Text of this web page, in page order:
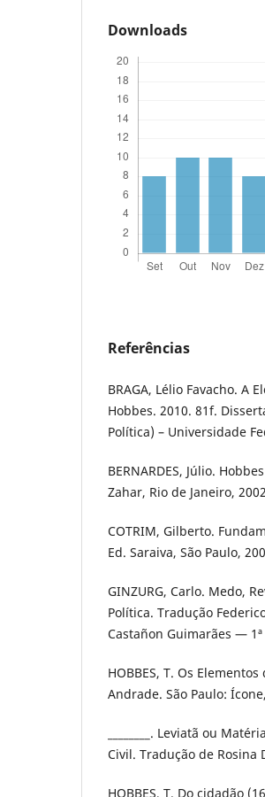
Downloads
Referências
BRAGA, Lélio Favacho. A
Hobbes. 2010. 81f.
Política) – Universidade
BERNARDES, Júlio.
Zahar, Rio de Janeiro,
COTRIM, Gilberto.
Ed. Saraiva, São Paulo,
GINZURG, Carlo. Medo,
Política. Tradução
Castañon Guimarães —
HOBBES, T. Os
Andrade. São Paulo:
________. Leviatã ou
Civil. Tradução de Rosina
HOBBES, T. Do cidadão